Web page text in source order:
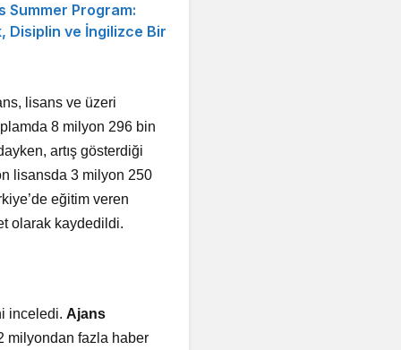
Summer Program:
Disiplin ve İngilizce Bir
lisans ve üzeri
8 milyon 296 bin
artış gösterdiği
lisansda 3 milyon 250
eğitim veren
olarak kaydedildi.
inceledi.Ajans
milyondan fazla haber